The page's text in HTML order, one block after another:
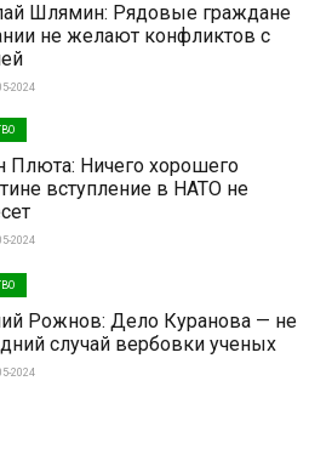
Шлямин: Рядовые граждане
не желают конфликтов с
2024
Плюта: Ничего хорошего
вступление в НАТО не
2024
Рожнов: Дело Куранова — не
случай вербовки ученых
2024